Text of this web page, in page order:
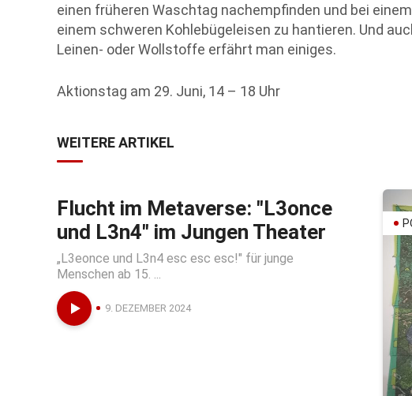
einen früheren Waschtag nachempfinden und bei
einem schweren Kohlebügeleisen zu hantieren. Und
Leinen- oder Wollstoffe erfährt man einiges.
Aktionstag am 29. Juni, 14 – 18 Uhr
WEITERE ARTIKEL
Flucht im Metaverse: "L3once
und L3n4" im Jungen Theater
„L3eonce und L3n4 esc esc esc!" für junge
Menschen ab 15. ...
9. DEZEMBER 2024